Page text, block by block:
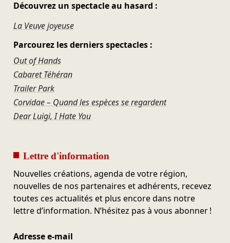
Découvrez un spectacle au hasard :
La Veuve joyeuse
Parcourez les derniers spectacles :
Out of Hands
Cabaret Téhéran
Trailer Park
Corvidae – Quand les espèces se regardent
Dear Luigi, I Hate You
Lettre d'information
Nouvelles créations, agenda de votre région,
nouvelles de nos partenaires et adhérents, recevez
toutes ces actualités et plus encore dans notre
lettre d’information. N’hésitez pas à vous abonner !
Adresse e-mail